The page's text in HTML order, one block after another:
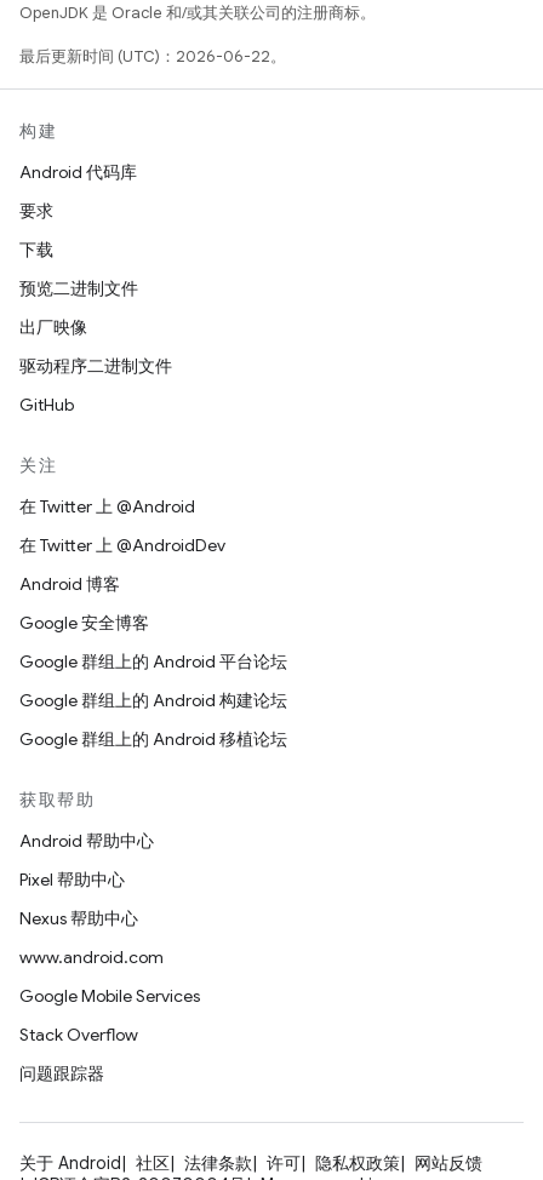
OpenJDK 是 Oracle 和/或其关联公司的注册商标。
最后更新时间 (UTC)：2026-06-22。
构建
Android 代码库
要求
下载
预览二进制文件
出厂映像
驱动程序二进制文件
GitHub
关注
在 Twitter 上 @Android
在 Twitter 上 @AndroidDev
Android 博客
Google 安全博客
Google 群组上的 Android 平台论坛
Google 群组上的 Android 构建论坛
Google 群组上的 Android 移植论坛
获取帮助
Android 帮助中心
Pixel 帮助中心
Nexus 帮助中心
www.android.com
Google Mobile Services
Stack Overflow
问题跟踪器
关于 Android 社区 法律条款 许可 隐私权政策
网站反馈